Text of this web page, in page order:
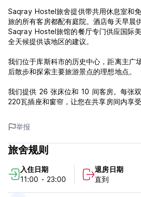
Saqray Hostel旅舍提供带共用休息室和
旅的所有客房都配有庭院。酒店每天早晨
Saqray Hostel旅馆的餐厅专门供应国际
全天候提供该地区的建议。
我们位于库斯科市的历史中心，距离主广
后散步和探索主要旅游景点的理想地点。
我们提供 26 张床位和 10 间客房。每张双
220瓦插座和窗帘，让您在共享房间内享
柜、高品质的床单、遍布各处的优质 Wi-
区或只是喝一杯、休闲区、有线电视等等
服务，并将您的行李存放在安全的储物柜
取消政策：抵达前 48 小时。
举报
旅舍规则
入住日期
11:00 - 23:00
退房日期
直到